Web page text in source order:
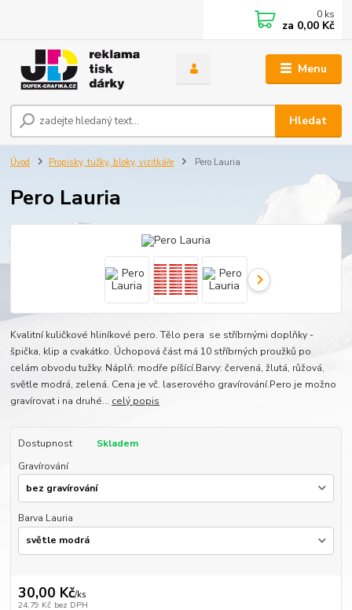
Menu
Hledat
0 ks
za 0,00 Kč
Úvod Propisky, tužky, bloky, vizitkáře Pero Lauria
Pero Lauria
Kvalitní kuličkové hliníkové pero. Tělo pera se stříbrnými doplňky -
špička, klip a cvakátko. Úchopová část má 10 stříbrných proužků po
celám obvodu tužky. Náplň: modře píšící.Barvy: červená, žlutá, růžová,
světle modrá, zelená. Cena je vč. laserového gravírování.Pero je možno
gravírovat i na druhé... celý popis
Dostupnost
Skladem
Gravírování
Barva Lauria
30,00 Kč/ks
24,79 Kč bez DPH